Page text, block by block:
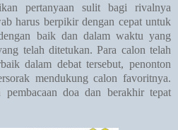
pertanyaan sulit bagi rivalnya
harus berpikir dengan cepat untuk
baik dan dalam waktu yang
telah ditetukan. Para calon telah
dalam debat tersebut, penonton
mendukung calon favoritnya.
doa dan berakhir tepat